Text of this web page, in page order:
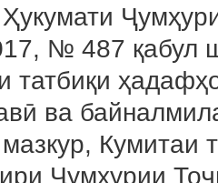
№ 487 қабул
татбиқи
ва
Кумитаи
Ҷумҳурии